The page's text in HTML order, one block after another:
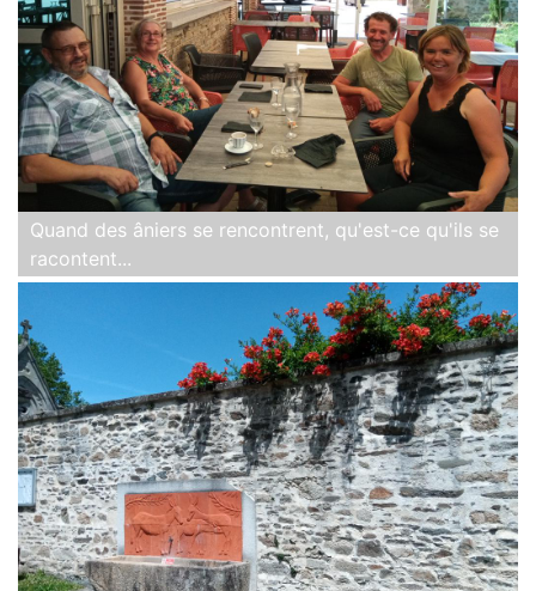
Quand des âniers se rencontrent, qu'est-ce qu'ils se
racontent...